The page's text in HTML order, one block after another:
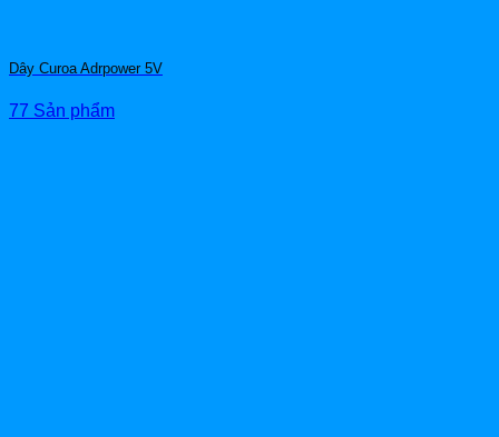
Dây Curoa Adrpower 5V
77 Sản phẩm